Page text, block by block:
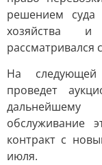
решением суда
хозяйства
рассматривался
На следующей
проведет
обслуживание
контракт с
июля.